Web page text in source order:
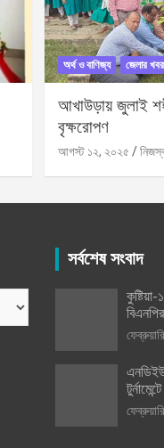
অর্থ ও বাণিজ্য জেলার খবর
আখাউড়ায় জুলাই
বৃক্ষরোপণ
আগস্ট ১২, ২০২৫
সর্বশেষ সংবাদ